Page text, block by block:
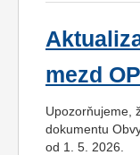
mezd
Upozorňujeme,
dokumentu
od 1. 5. 2026.